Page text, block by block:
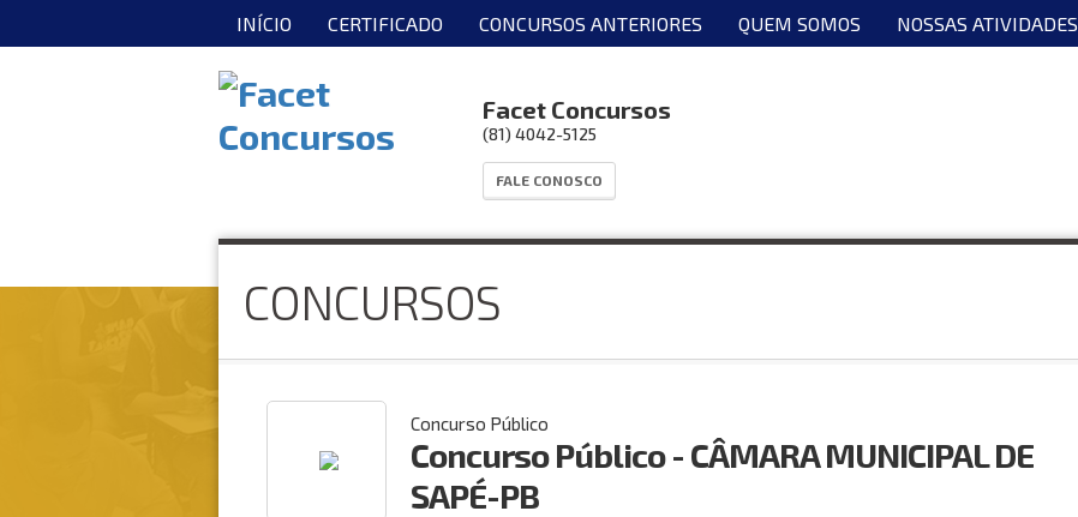
INÍCIO CERTIFICADO CONCURSOS ANTERIORES QUEM SOMOS NOSSAS ATIVIDADES
Facet Concursos
(81) 4042-5125
FALE CONOSCO
CONCURSOS
Concurso Público
Concurso Público - CÂMARA MUNICIPAL DE
SAPÉ-PB